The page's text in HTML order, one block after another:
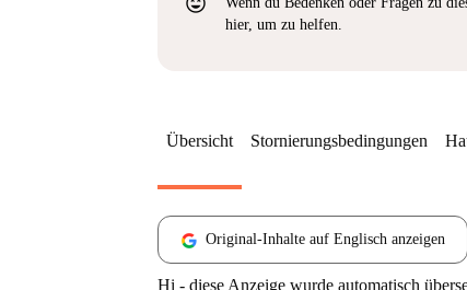
hier, um zu helfen.
Übersicht Stornierungsbedingungen
Original-Inhalte auf Englisch anzeigen
Hi - diese Anzeige wurde automatisch